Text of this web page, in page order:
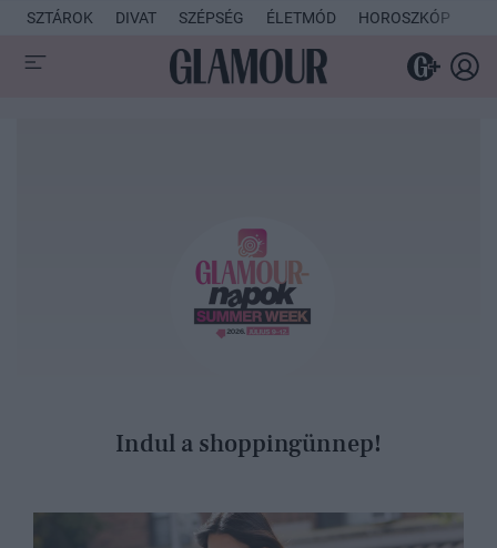
SZTÁROK DIVAT SZÉPSÉG ÉLETMÓD HOROSZKÓP
Indul a shoppingünnep!